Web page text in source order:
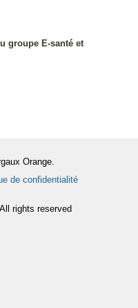
groupe E-santé et
Orange.
de confidentialité
rights reserved